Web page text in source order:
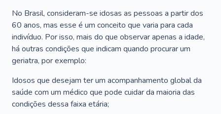
No Brasil, consideram-se idosas as pessoas a partir dos
60 anos, mas esse é um conceito que varia para cada
indivíduo. Por isso, mais do que observar apenas a idade,
há outras condições que indicam quando procurar um
geriatra, por exemplo:
Idosos que desejam ter um acompanhamento global da
saúde com um médico que pode cuidar da maioria das
condições dessa faixa etária;